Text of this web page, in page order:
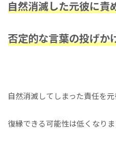
自然消滅した元彼に責
否定的な言葉の投げか
自然消滅してしまった責任を元
復縁できる可能性は低くなりま